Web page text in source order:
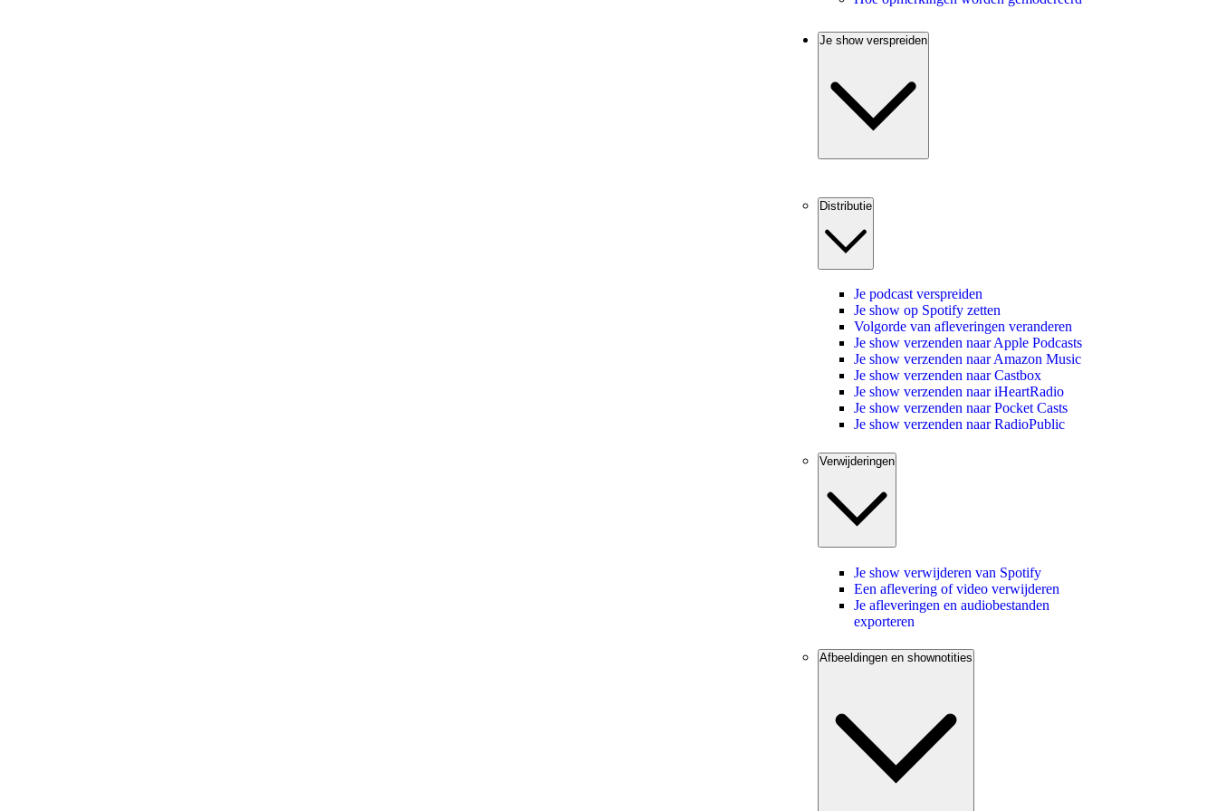
Je show verspreiden
Distributie
Je podcast verspreiden
Je show op Spotify zetten
Volgorde van afleveringen veranderen
Je show verzenden naar Apple Podcasts
Je show verzenden naar Amazon Music
Je show verzenden naar Castbox
Je show verzenden naar iHeartRadio
Je show verzenden naar Pocket Casts
Je show verzenden naar RadioPublic
Verwijderingen
Je show verwijderen van Spotify
Een aflevering of video verwijderen
Je afleveringen en audiobestanden
exporteren
Afbeeldingen en shownotities